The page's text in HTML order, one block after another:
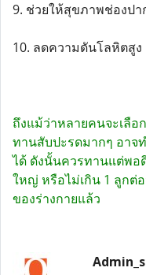
9. ช่วยให้สุขภาพช่องปา
10. ลดความดันโลหิตสูง
ถึงแม้ว่าหลายคนจะเลื
ทานสับปะรดมากๆ อาจ
ได้ ดังนั้นควรทานแต่พอ
ใหญ่ หรือไม่เกิน 1 ลูกต่
ของร่างกายแล้ว